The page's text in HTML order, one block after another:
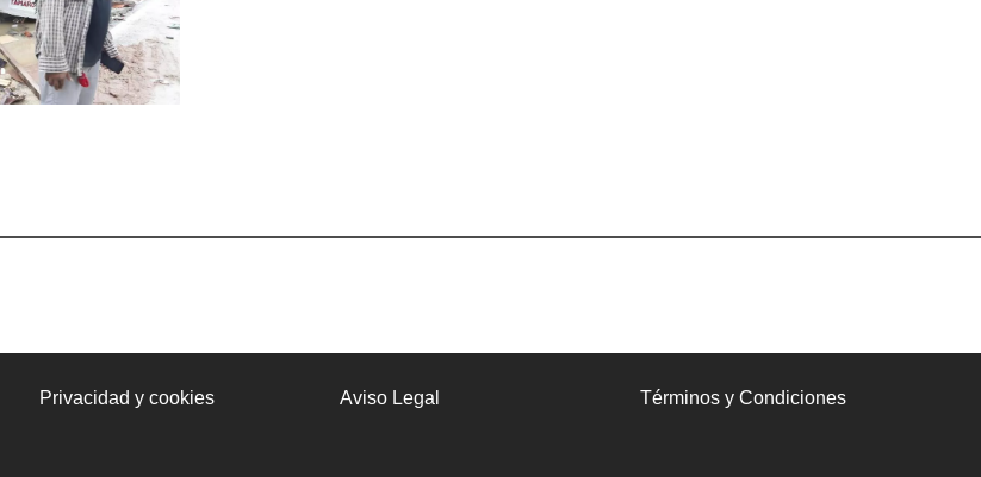
Privacidad y cookies Aviso Legal Términos y Condiciones